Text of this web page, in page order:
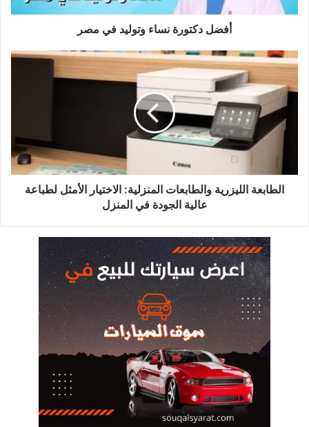
أفضل دكتورة نساء وتوليد في مصر
الطابعة
الليزرية
والطابعات
المنزلية:
الاختيار
الأمثل
عالية
الجودة
الطابعة الليزرية والطابعات المنزلية: الاختيار الأمثل لطباعة
عالية الجودة في المنزل